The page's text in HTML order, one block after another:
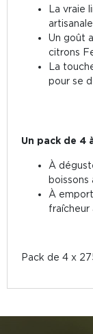
La vraie
Un goût
citrons
La
pour se
Un pack de 4
À
boissons
À
fraîcheur
Pack de 4 x